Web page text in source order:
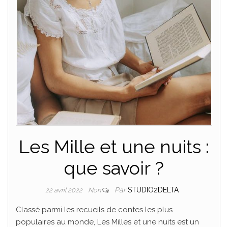
Les Mille et une nuits :
que savoir ?
22 avril 2022 Non ParSTUDIO2DELTA
Classé parmi les recueils de contes les plus
populaires au monde, Les Milles et une nuits est un